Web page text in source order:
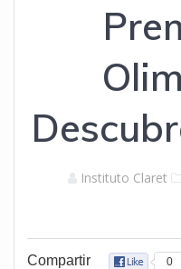
Instituto Claret
Compartir 0